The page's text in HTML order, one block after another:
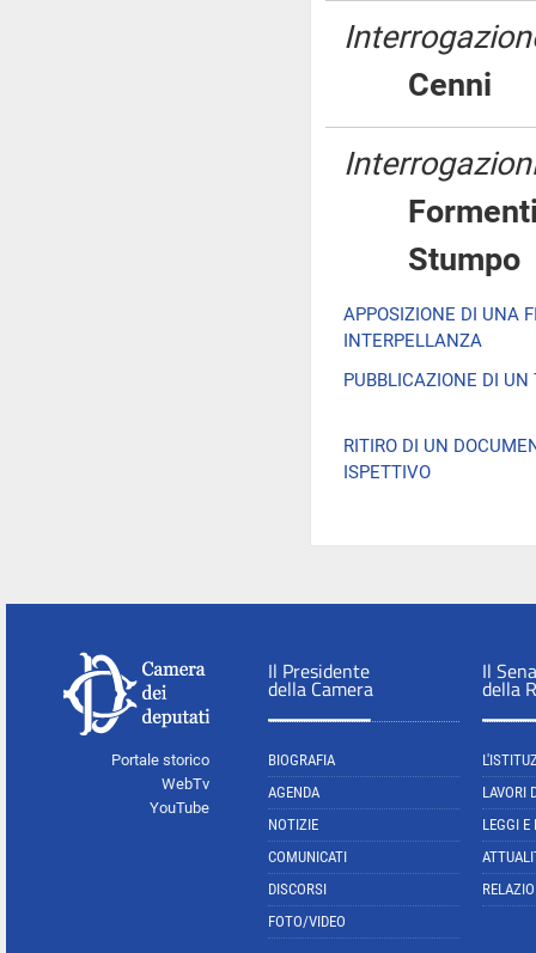
APPOSIZIONE DI UNA
INTERPELLANZA
PUBBLICAZIONE DI UN
RITIRO DI UN
ISPETTIVO
Portale storico
WebTv
YouTube
Il Presidente
della Camera
BIOGRAFIA
AGENDA
NOTIZIE
COMUNICATI
DISCORSI
FOTO/VIDEO
Il
della
LAVORI
LEGGI E